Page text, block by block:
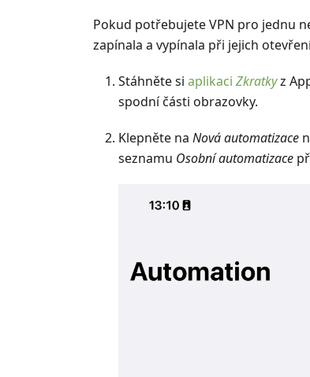
Pokud potřebujete VPN pro jednu
zapínala a vypínala při jejich
Stáhněte si aplikaci Zkratkyz
spodní části obrazovky.
Klepněte na Nová automatizace
seznamu Osobní automatizace